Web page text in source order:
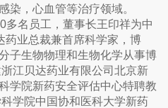
染，心血管等治疗领域。
多名员工，董事长王印祥为中
药业总裁兼首席科学家，博
子生物物理和生物化学从事博
江贝达药业有限公司北京新
学院新药安全评估中心特聘教
学院中国协和医科大学新药